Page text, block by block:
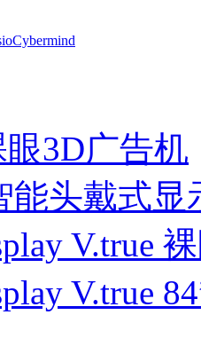
Cybermind
眼3D广告机
能头戴式显
V.true
V.true